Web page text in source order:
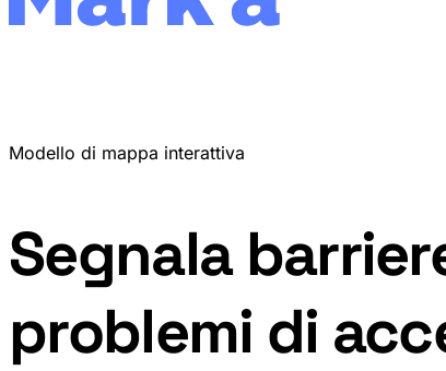
Modello di mappa interattiva
Segnala
problemi di